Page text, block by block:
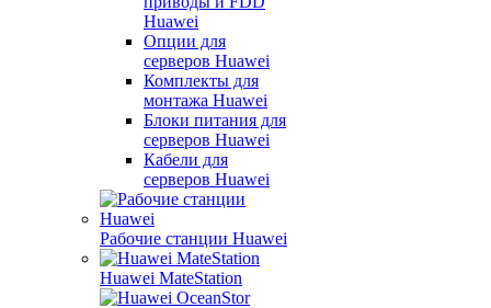
Huawei
Опции для
серверов Huawei
Комплекты для
монтажа Huawei
Блоки питания для
серверов Huawei
Кабели для
серверов Huawei
Рабочие станции Huawei
Huawei MateStation